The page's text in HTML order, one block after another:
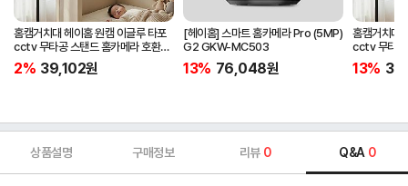
홈캠거치대 헤이홈 원캠 이글루 타포
cctv 무타공 스탠드 홈카메라 호환
침대 펫 부모님 가정용 거치대
2% 39,102원
[헤이홈] 스마트 홈카메라 Pro (5MP)
G2 GKW-MC503
13% 76,048원
홈캠거치대
cctv 무타공
침대 펫 부
13%
상품설명 구매정보 리뷰 0 Q&A 0